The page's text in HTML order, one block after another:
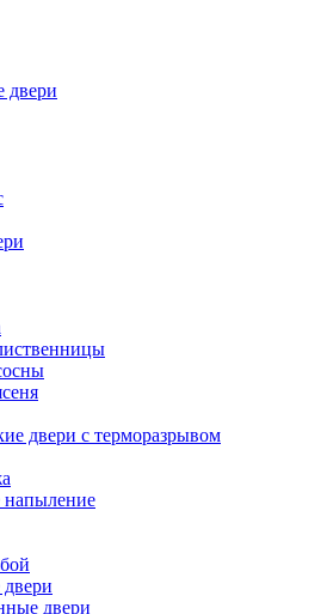
двери
двери с терморазрывом
двери